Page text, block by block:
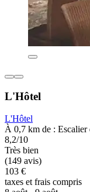
L'Hôtel
L'Hôtel
À 0,7 km de : Escalier
8,2/10
Très bien
(149 avis)
103 €
taxes et frais compris